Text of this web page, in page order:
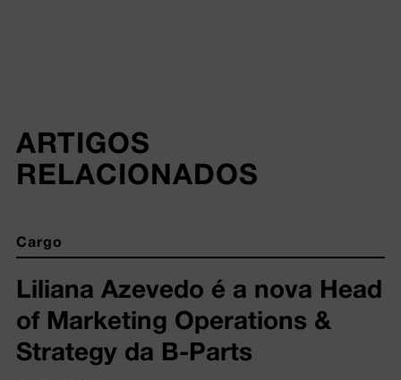
ARTIGOS
RELACIONADOS
Cargo
Liliana Azevedo é a nova Head
of Marketing Operations &
Strategy da B-Parts